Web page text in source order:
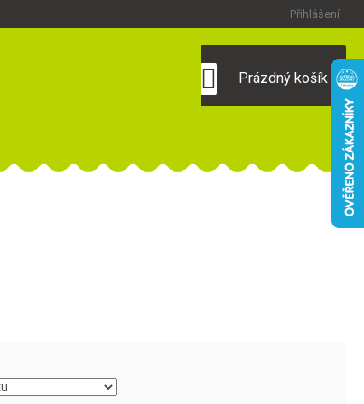
Přihlášení
KOŠÍK
Prázdný košík